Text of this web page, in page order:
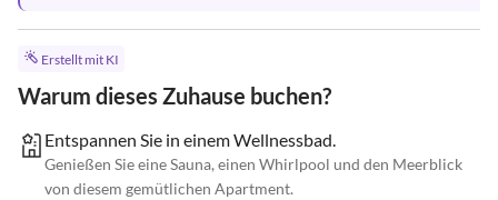
Erstellt mit KI
Warum dieses Zuhause buchen?
Entspannen Sie in einem Wellnessbad.
Genießen Sie eine Sauna, einen Whirlpool und den Meerblick
von diesem gemütlichen Apartment.